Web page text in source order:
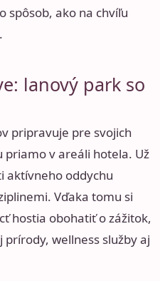
spôsob, ako na chvíľu
lanový park so
pripravuje pre svojich
v areáli hotela. Už
aktívneho oddychu
Vďaka tomu si
hostia obohatiť o zážitok,
wellness služby aj